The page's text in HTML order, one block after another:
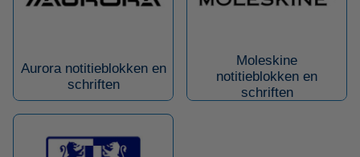
Aurora notitieblokken en
schriften
Moleskine
notitieblokken en
schriften